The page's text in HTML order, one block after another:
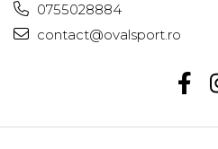
0755028884
contact@ovalsport.ro